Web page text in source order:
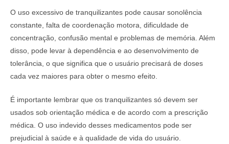
O uso excessivo de tranquilizantes pode causar sonolência
constante, falta de coordenação motora, dificuldade de
concentração, confusão mental e problemas de memória. Além
disso, pode levar à dependência e ao desenvolvimento de
tolerância, o que significa que o usuário precisará de doses
cada vez maiores para obter o mesmo efeito.
É importante lembrar que os tranquilizantes só devem ser
usados sob orientação médica e de acordo com a prescrição
médica. O uso indevido desses medicamentos pode ser
prejudicial à saúde e à qualidade de vida do usuário.